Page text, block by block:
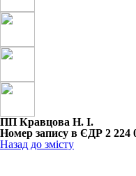
ПП Кравцова Н. І.
Номер запису в ЄДР 2 224
Назад до змісту